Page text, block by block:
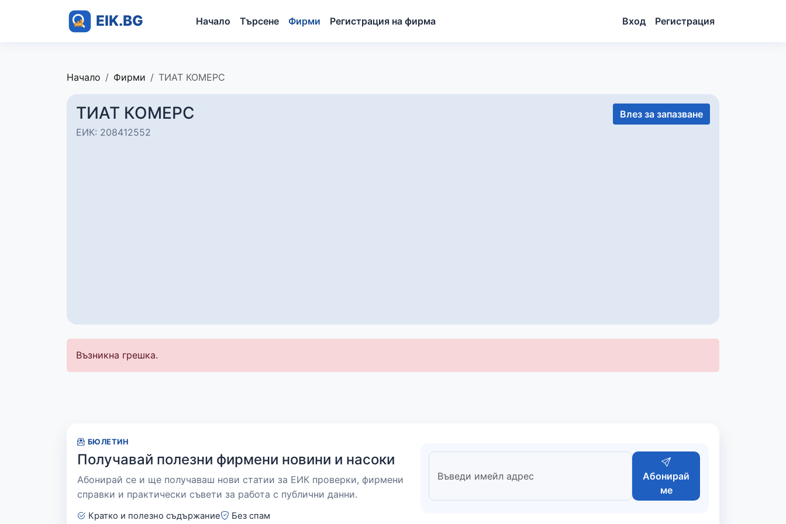
Начало Търсене Фирми Регистрация на фирма Вход Регистрация
Начало Фирми ТИАТ КОМЕРС
ТИАТ КОМЕРС
ЕИК: 208412552
Влез за запазване
Възникна грешка.
БЮЛЕТИН
Получавай полезни фирмени новини и насоки
Абонирай се и ще получаваш нови статии за ЕИК проверки, фирмени
справки и практически съвети за работа с публични данни.
Кратко и полезно съдържание Без спам
Абонирай
ме